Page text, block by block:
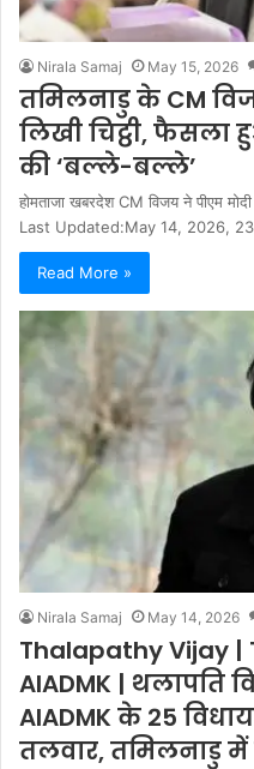
Nirala Samaj May 15, 2026
तमिलनाडु के CM
लिखी चिट्ठी, फैसला
की ‘बल्‍ले-बल्‍ले’
होमताजा खबरदेश CM विजय ने पीएम
Last Updated:May 14, 2026,
Read More »
Nirala Samaj May 14, 2026
Thalapathy Vijay |
AIADMK | थलापति
AIADMK के 25
तलवार, तमिलनाडु